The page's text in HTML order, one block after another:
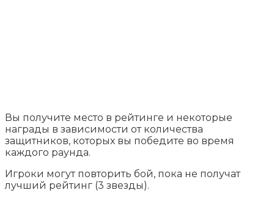
Вы получите место в рейтинге и некоторые
награды в зависимости от количества
защитников, которых вы победите во время
каждого раунда.
Игроки могут повторить бой, пока не получат
лучший рейтинг (3 звезды).